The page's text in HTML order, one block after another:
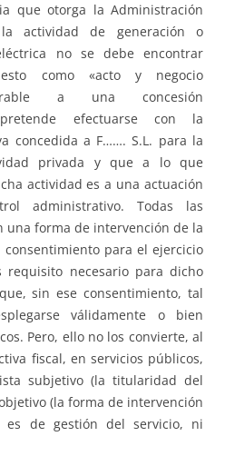
que otorga la Administración
actividad de generación o
no se debe encontrar
como «acto y negocio
a una concesión
efectuarse con la
concedida a F……. S.L. para la
privada y que a lo que
actividad es a una actuación
administrativo. Todas las
una forma de intervención de la
para el ejercicio
necesario para dicho
sin ese consentimiento, tal
válidamente o bien
Pero, ello no los convierte, al
fiscal, en servicios públicos,
subjetivo (la titularidad del
(la forma de intervención
de gestión del servicio, ni